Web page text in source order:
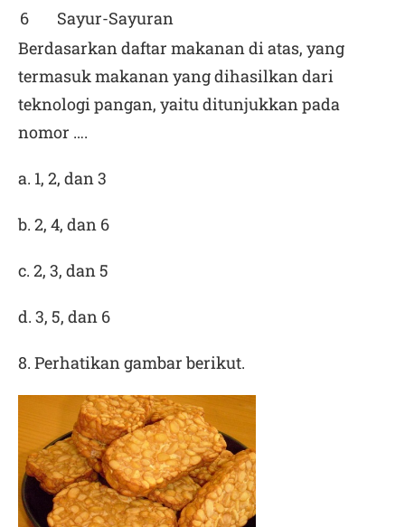
6
Sayur-Sayuran
Berdasarkan daftar makanan di atas, yang
termasuk makanan yang dihasilkan dari
teknologi pangan, yaitu ditunjukkan pada
nomor ….
a. 1, 2, dan 3
b. 2, 4, dan 6
c. 2, 3, dan 5
d. 3, 5, dan 6
8. Perhatikan gambar berikut.